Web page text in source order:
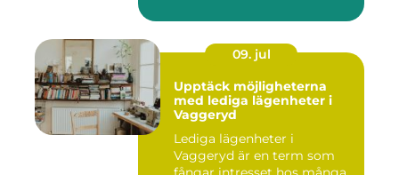
09. jul
Upptäck möjligheterna
med lediga lägenheter i
Vaggeryd
Lediga lägenheter i
Vaggeryd är en term som